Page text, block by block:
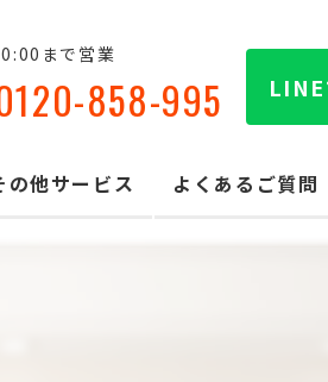
まで営業
858-995
の他サービス よくあるご質問